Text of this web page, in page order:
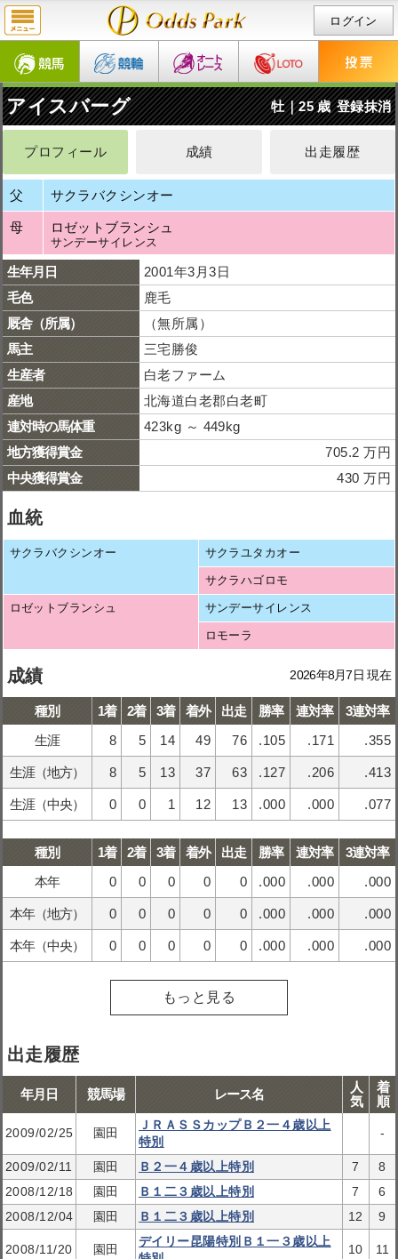
ログイン
アイスバーグ 牡｜25 歳 登録抹消
プロフィール 成績 出走履歴
父 サクラバクシンオー
母 ロゼットブランシュ
サンデーサイレンス
生年月日
2001年3月3日
毛色
鹿毛
厩舎（所属）
（無所属）
馬主
三宅勝俊
生産者
白老ファーム
産地
北海道白老郡白老町
連対時の馬体重
423kg ～ 449kg
地方獲得賞金
705.2 万円
中央獲得賞金
430 万円
血統
サクラバクシンオー サクラユタカオー
サクラハゴロモ
ロゼットブランシュ サンデーサイレンス
ロモーラ
成績 2026年8月7日 現在
種別 1着 2着 3着 着外 出走 勝率 連対率
3連対率
生涯
8 5 14 49 76 .105 .171 .355
生涯（地方） 8 5 13 37 63 .127 .206 .413
生涯（中央） 0 0 1 12 13 .000 .000 .077
種別 1着 2着 3着 着外 出走 勝率 連対率
3連対率
本年
0 0 0 0 0 .000 .000 .000
本年（地方） 0 0 0 0 0 .000 .000 .000
本年（中央） 0 0 0 0 0 .000 .000 .000
もっと見る
出走履歴
年月日 競馬場 レース名
人
気
着
順
2009/02/25 園田
ＪＲＡＳＳカップＢ２一４歳以上
特別
-
2009/02/11 園田 Ｂ２一４歳以上特別 7
8
2008/12/18
園田 Ｂ１二３歳以上特別 7
6
2008/12/04
園田 Ｂ１二３歳以上特別 12 9
2008/11/20 園田
デイリー昆陽特別Ｂ１一３歳以上
10 11